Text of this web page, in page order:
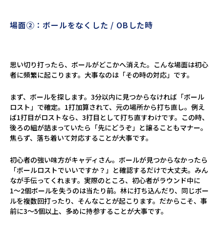
場面②：ボールをなくした / OBした時
思い切り打ったら、ボールがどこかへ消えた。こんな場面は初心
者に頻繁に起こります。大事なのは「その時の対応」です。
まず、ボールを探します。3分以内に見つからなければ「ボール
ロスト」で確定。1打加算されて、元の場所から打ち直し。例え
ば1打目がロストなら、3打目として打ち直すわけです。この時、
後ろの組が詰まっていたら「先にどうぞ」と譲ることもマナー。
焦らず、落ち着いて対応することが大事です。
初心者の強い味方がキャディさん。ボールが見つからなかったら
「ボールロストでいいですか？」と確認するだけで大丈夫。みん
なが手伝ってくれます。実際のところ、初心者がラウンド中に
1〜2個ボールを失うのは当たり前。林に打ち込んだり、同じボー
ルを複数回打ったり、そんなことが起こります。だからこそ、事
前に3～5個以上、多めに持参することが大事です。